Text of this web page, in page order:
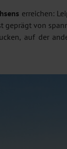
erreichen:
von
auf der